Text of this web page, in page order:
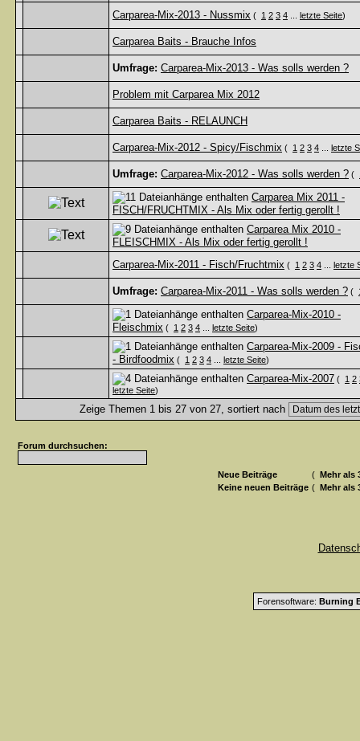
Carparea-Mix-2013 - Nussmix ( 1 2 3 4 letzte Seite)
Carparea Baits - Brauche Infos
Umfrage: Carparea-Mix-2013 - Was solls werden ?
Problem mit Carparea Mix 2012
Carparea Baits - RELAUNCH
Carparea-Mix-2012 - Spicy/Fischmix ( 1 2 3 4 letzte
Umfrage: Carparea-Mix-2012 - Was solls werden ? (
Carparea Mix 2011 -
FISCH/FRUCHTMIX - Als Mix oder fertig gerollt !
Carparea Mix 2010 -
FLEISCHMIX - Als Mix oder fertig gerollt !
Carparea-Mix-2011 - Fisch/Fruchtmix ( 1 2 3 4 letzte
Umfrage: Carparea-Mix-2011 - Was solls werden ? (
Carparea-Mix-2010 -
Fleischmix ( 1 2 3 4 letzte Seite)
Carparea-Mix-2009 -
- Birdfoodmix ( 1 2 3 4 letzte Seite)
Carparea-Mix-2007 ( 1 2
letzte Seite)
Zeige Themen 1 bis 27 von 27, sortiert nach
Forum durchsuchen:
Neue Beiträge ( Mehr als
Keine neuen Beiträge ( Mehr als
Forensoftware: Burning